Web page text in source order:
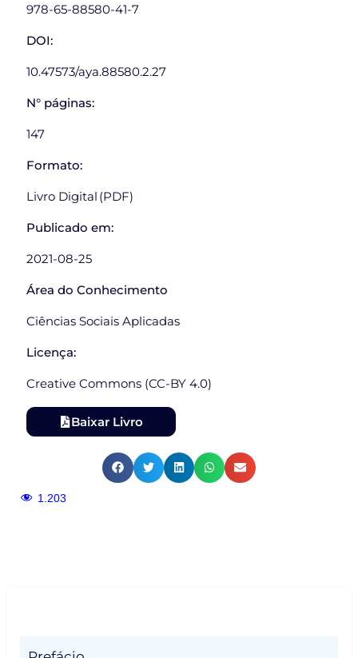
978-65-88580-41-7
DOI:
10.47573/aya.88580.2.27
N° páginas:
147
Formato:
Livro Digital (PDF)
Publicado em:
2021-08-25
Área do Conhecimento
Ciências Sociais Aplicadas
Licença:
Creative Commons (CC-BY 4.0)
Baixar Livro
1.203